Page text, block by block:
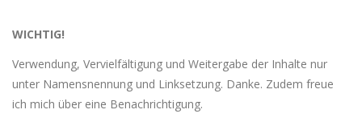
WICHTIG!
Verwendung, Vervielfältigung und Weitergabe der Inhalte nur
unter Namensnennung und Linksetzung. Danke. Zudem freue
ich mich über eine Benachrichtigung.